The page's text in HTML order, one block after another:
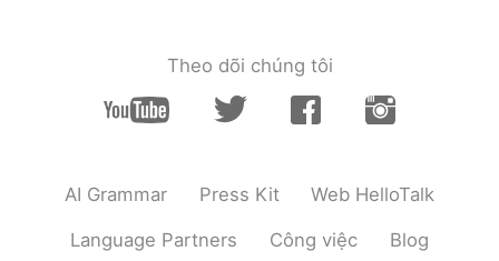
JP EN
JP EN
Theo dõi chúng tôi
AI Grammar Press Kit Web HelloTalk
Language Partners Công việc Blog